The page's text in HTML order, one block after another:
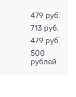
479 руб.
713 руб.
479 руб.
500
рублей